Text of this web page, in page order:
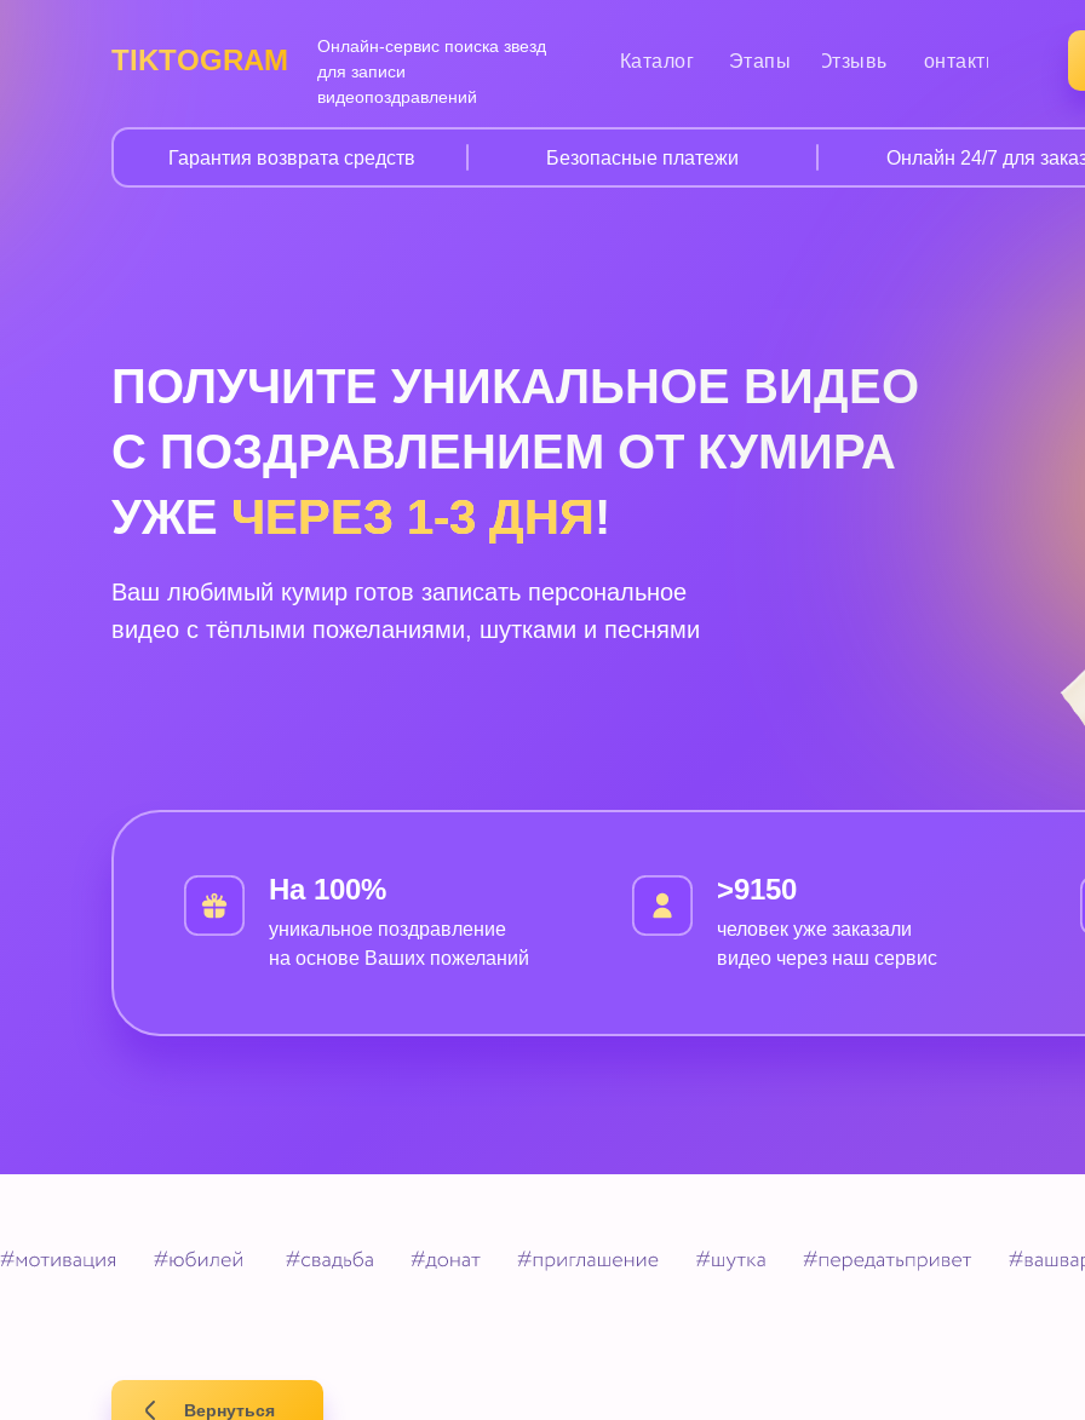
TIKTOGRAM
Ваш любимый кумир готов записать персональное
видео с тёплыми пожеланиями, шутками и песнями
Онлайн-сервис поиска звезд
для записи
видеопоздравлений
ПОЛУЧИТЕ УНИКАЛЬНОЕ ВИДЕО
С ПОЗДРАВЛЕНИЕМ ОТ КУМИРА
УЖЕ ЧЕРЕЗ 1-3 ДНЯ!
Контакты
Каталог Этапы Отзывы
Безопасные платежи Онлайн 24/7 для
Гарантия возврата средств
уникальное поздравление
на основе Ваших пожеланий
На 100%
человек уже заказали
видео через наш сервис
>9150
Вернуться